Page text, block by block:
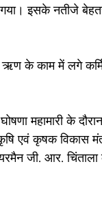
गया। इसके नतीजे
ऋण के काम में लगे
महामारी के
एवं कृषक विकास
जी. आर. चिंताला